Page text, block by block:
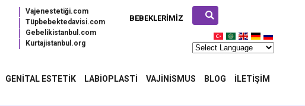
BEBEKLERIMIZ
Vajenestetiği.com
Tüpbebektedavisi.com
Gebelikistanbul.com
Kurtajistanbul.org
GENITAL ESTETIK LABIOPLASTI VAJINISMUS BLOG İLETIŞIM